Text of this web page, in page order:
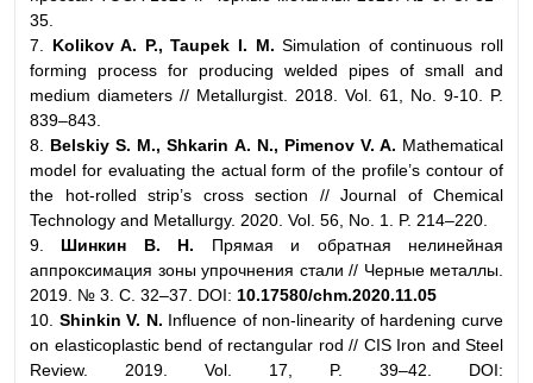
35.
7. Kolikov A. P., Taupek I. M. Simulation of continuous roll
forming process for producing welded pipes of small and
medium diameters // Metallurgist. 2018. Vol. 61, No. 9-10. P.
839–843.
8. Belskiy S. M., Shkarin A. N., Pimenov V. A. Mathematical
model for evaluating the actual form of the profile’s contour of
the hot-rolled strip’s cross section // Journal of Chemical
Technology and Metallurgy. 2020. Vol. 56, No. 1. P. 214–220.
9.
Шинкин В. Н. Прямая и обратная нелинейная
аппроксимация зоны упрочнения стали // Черные металлы.
2019. № 3. С. 32–37. DOI: 10.17580/chm.2020.11.05
10. Shinkin V. N. Influence of non-linearity of hardening curve
on elasticoplastic bend of rectangular rod // CIS Iron and Steel
Review. 2019. Vol. 17, P. 39–42. DOI: